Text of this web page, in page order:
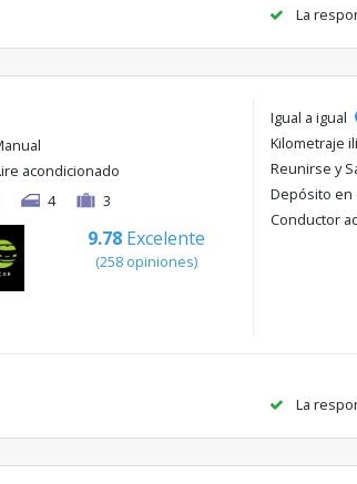
La
acondicionado
4 3
9.78 Excelente
(258 opiniones)
Igual a igual
Kilometraje
Reunirse y
Depósito en
Conductor
La